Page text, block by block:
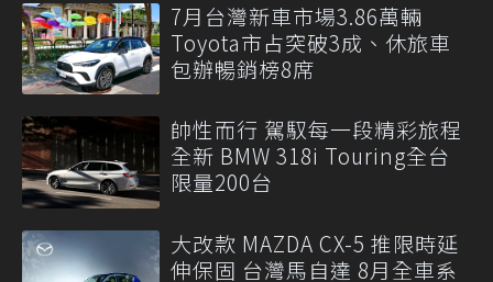
7月台灣新車市場3.86萬輛
Toyota市占突破3成、休旅車
包辦暢銷榜8席
帥性而行 駕馭每一段精彩旅程
全新 BMW 318i Touring全台
限量200台
大改款 MAZDA CX-5 推限時延
伸保固 台灣馬自達 8月全車系